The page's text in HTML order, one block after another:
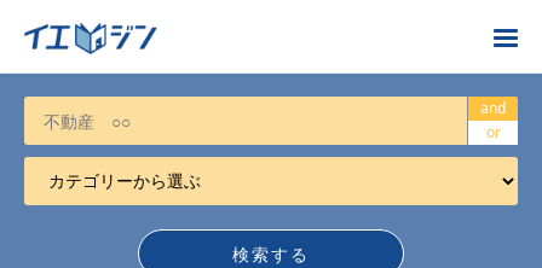
お近くの不動産会社を探す
カテゴリーから選ぶ
不動産売却
and
or